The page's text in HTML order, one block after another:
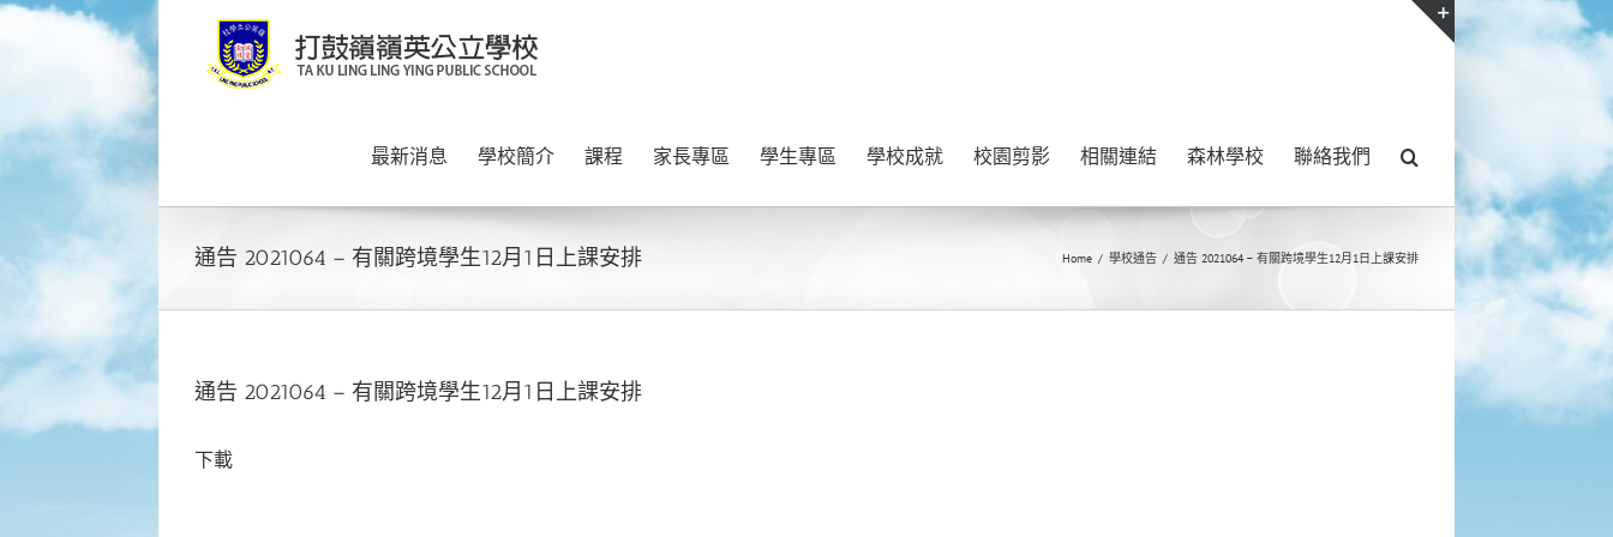
Skip
最新消息 學校簡介 課程 家長專區 學生專區 學校成就 校園剪影 相關連結 森林學校 聯絡我們
通告 2021064 – 有關跨境學生12月1日上課安排 Home / 學校通告 / 通告 2021064 – 有關跨境學生12月1日上課安排
通告 2021064 – 有關跨境學生12月1日上課安排
下載
Toggle
Area